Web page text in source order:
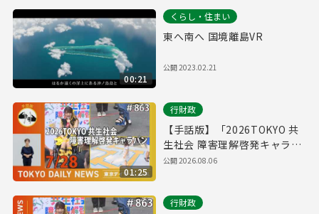
00:21
くらし・住まい
東へ南へ 国境離島VR
公開2023.02.21
01:25
行財政
【手話版】「2026TOKYO 共
生社会 障害理解啓発キャラバ
ン」スタート！（令和8年7月
公開2026.08.06
行財政